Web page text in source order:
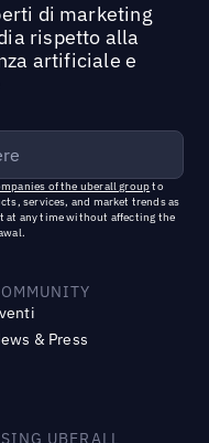
di marketing
rispetto alla
artificiale e
of the uberall groupto
services, and market trends as
at any time without affecting the
& Press
UBERALL